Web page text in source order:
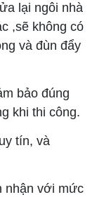
lại ngôi nhà
,sẽ không có
và đùn đẩy
bảo đúng
khi thi công.
tín, và
nhận với mức